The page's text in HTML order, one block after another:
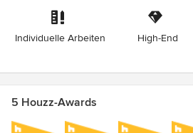
Individuelle Arbeiten High-End
5 Houzz-Awards